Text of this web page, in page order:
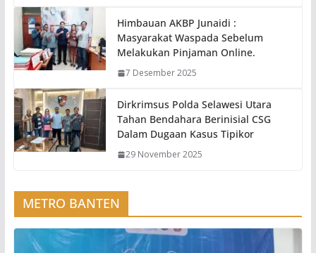
Himbauan AKBP Junaidi :
Masyarakat Waspada Sebelum
Melakukan Pinjaman Online.
7 Desember 2025
Dirkrimsus Polda Selawesi Utara
Tahan Bendahara Berinisial CSG
Dalam Dugaan Kasus Tipikor
29 November 2025
METRO BANTEN